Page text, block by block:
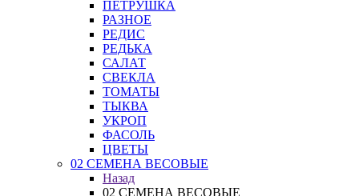
ПЕТРУШКА
РАЗНОЕ
РЕДИС
РЕДЬКА
САЛАТ
СВЕКЛА
ТОМАТЫ
ТЫКВА
УКРОП
ФАСОЛЬ
ЦВЕТЫ
02 СЕМЕНА ВЕСОВЫЕ
Назад
02 СЕМЕНА ВЕСОВЫЕ